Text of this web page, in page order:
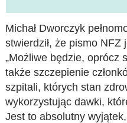
Michał Dworczyk
stwierdził, że pismo
„Możliwe będzie, oprócz
także szczepienie
szpitali, których stan
wykorzystując dawki,
Jest to absolutny